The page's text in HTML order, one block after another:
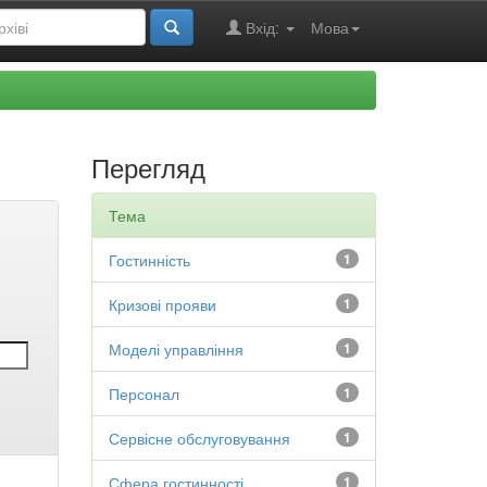
Мова
Вхід:
Перегляд
Тема
1
Гостинність
1
Кризові прояви
1
Моделі управління
1
Персонал
1
Сервісне обслуговування
1
Сфера гостинності